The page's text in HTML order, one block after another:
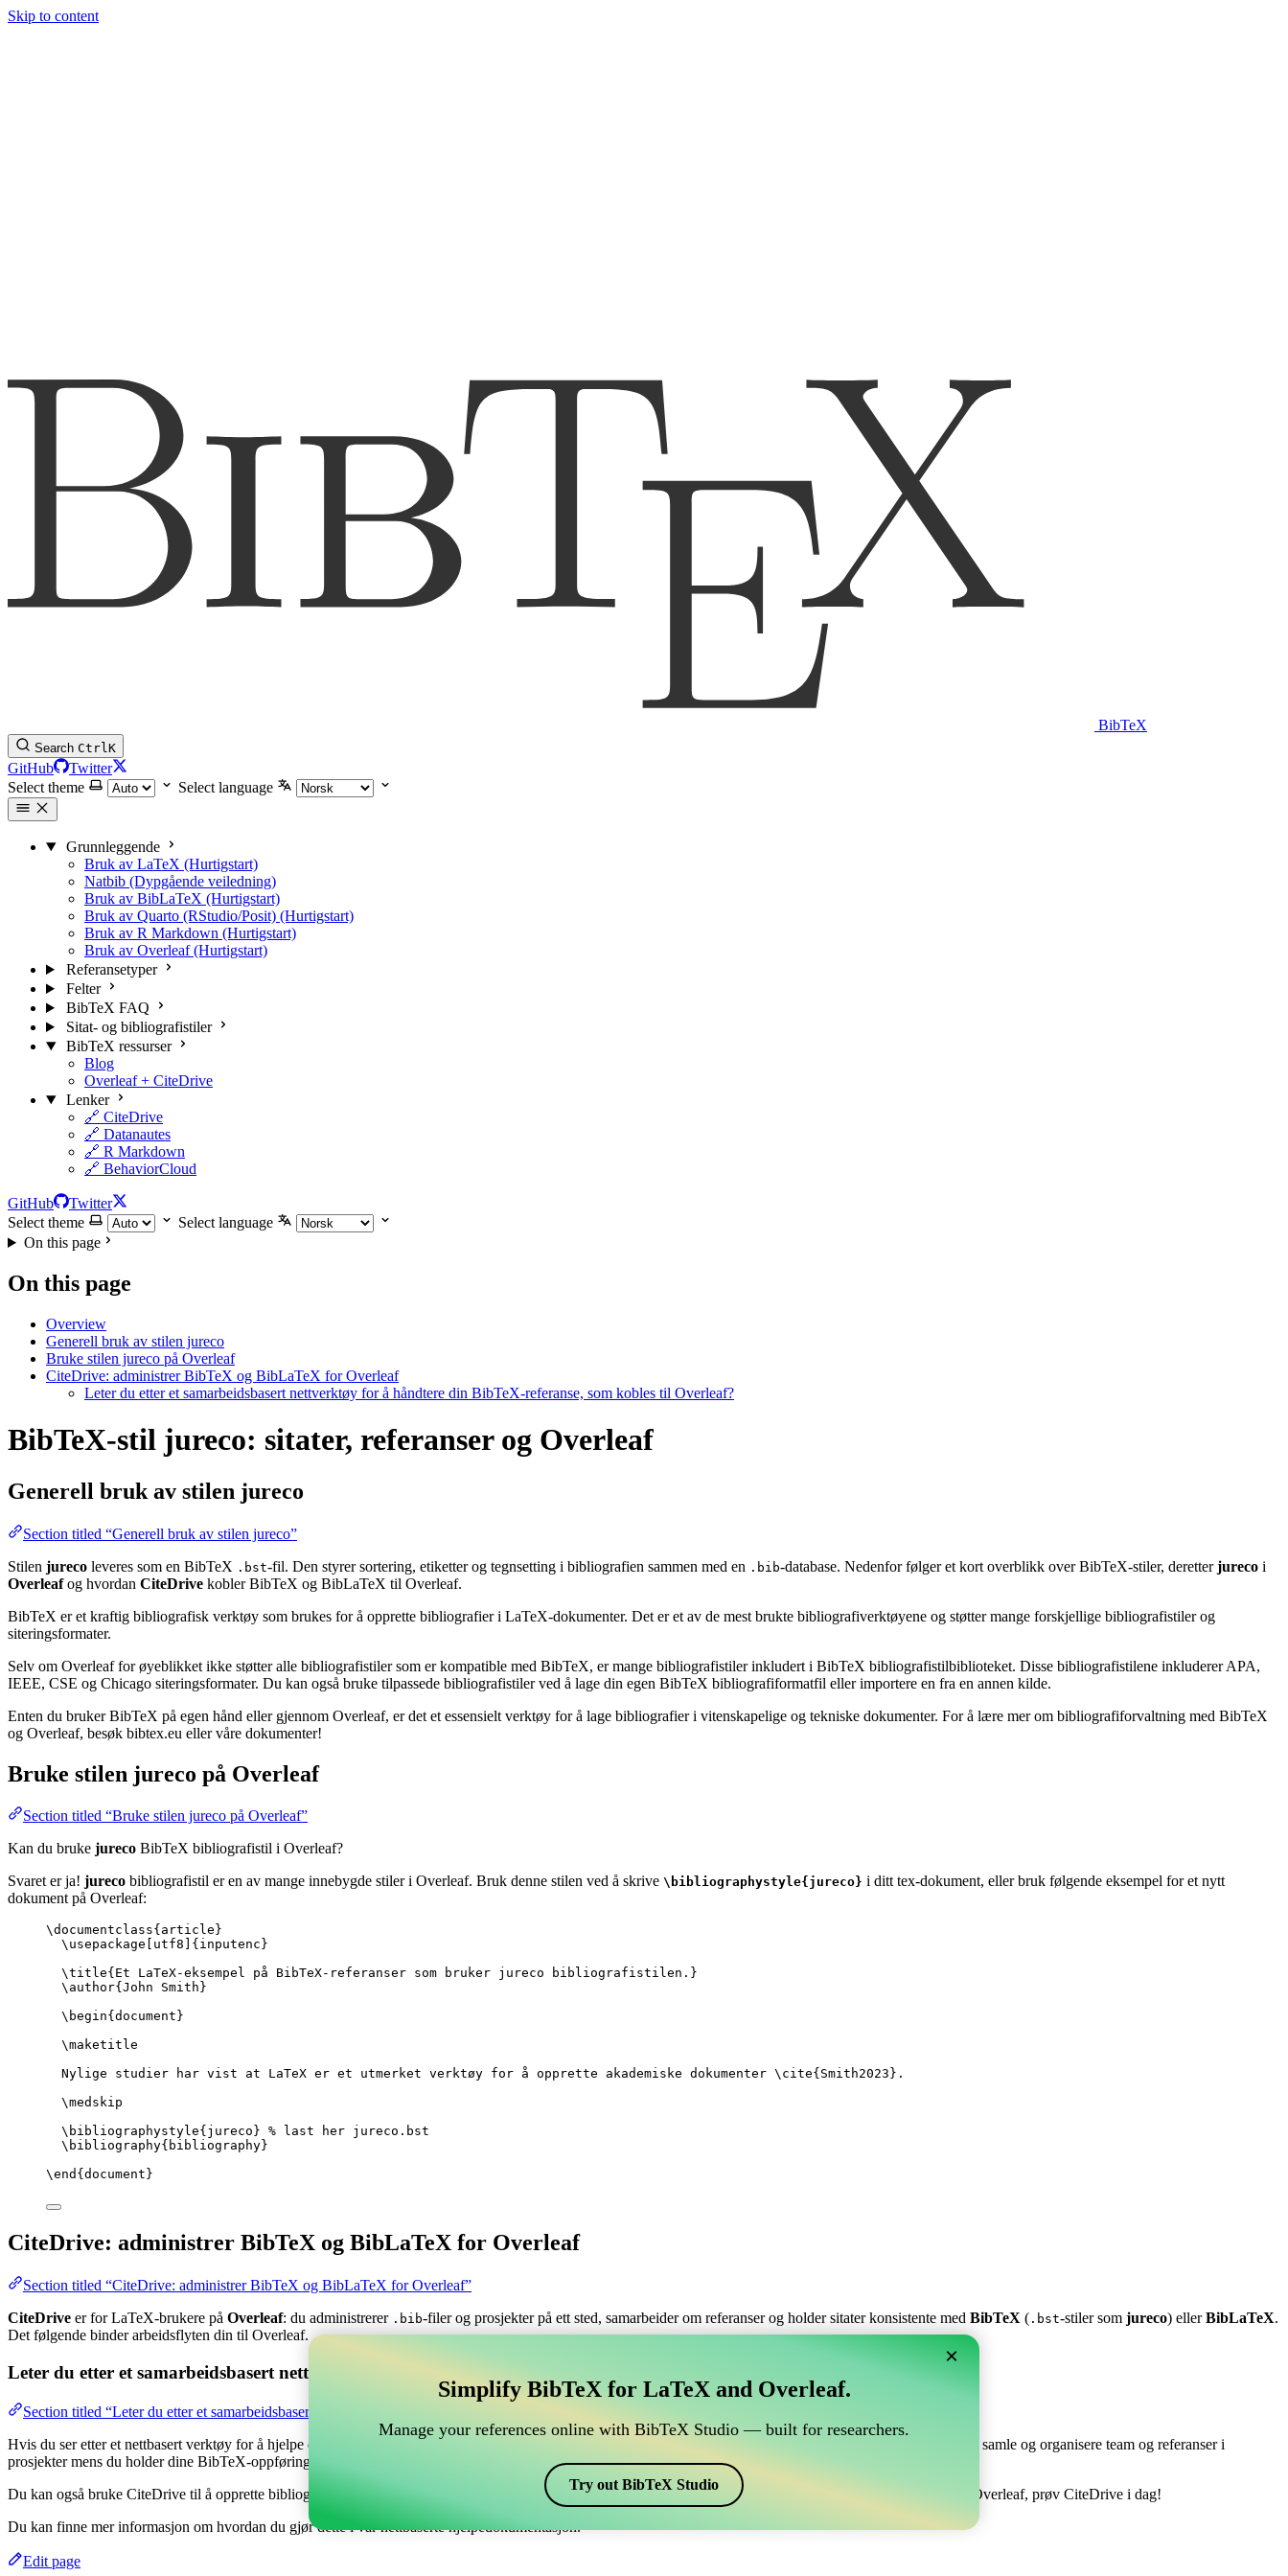
Skip to content
BibTeX
Search CtrlK
GitHub
Twitter
Select theme
Select language
Grunnleggende
Bruk av LaTeX (Hurtigstart)
Natbib (Dypgående veiledning)
Bruk av BibLaTeX (Hurtigstart)
Bruk av Quarto (RStudio/Posit) (Hurtigstart)
Bruk av R Markdown (Hurtigstart)
Bruk av Overleaf (Hurtigstart)
Referansetyper
Felter
BibTeX FAQ
Sitat- og bibliografistiler
BibTeX ressurser
Blog
Overleaf + CiteDrive
Lenker
🔗 CiteDrive
🔗 Datanautes
🔗 R Markdown
🔗 BehaviorCloud
GitHub
Twitter
Select theme
Select language
On this page
On this page
Overview
Generell bruk av stilen jureco
Bruke stilen jureco på Overleaf
CiteDrive: administrer BibTeX og BibLaTeX for Overleaf
Leter du etter et samarbeidsbasert nettverktøy for å håndtere din BibTeX-referanse, som kobles til Overleaf?
BibTeX-stil jureco: sitater, referanser og Overleaf
Generell bruk av stilen jureco
Section titled “Generell bruk av stilen jureco”
Stilen jureco leveres som en BibTeX .bst-fil. Den styrer sortering, etiketter og tegnsetting i bibliografien sammen med en .bib-database. Nedenfor følger et kort overblikk over BibTeX-stiler, deretterjureco i
Overleafog hvordan CiteDrive kobler BibTeX og BibLaTeX til Overleaf.
BibTeX er et kraftig bibliografisk verktøy som brukes for å opprette bibliografier i LaTeX-dokumenter. Det er et av de mest brukte bibliografiverktøyene og støtter mange forskjellige bibliografistiler og
siteringsformater.
Selv om Overleaf for øyeblikket ikke støtter alle bibliografistiler som er kompatible med BibTeX, er mange bibliografistiler inkludert i BibTeX bibliografistilbiblioteket. Disse bibliografistilene inkluderer APA,
IEEE, CSE og Chicago siteringsformater. Du kan også bruke tilpassede bibliografistiler ved å lage din egen BibTeX bibliografiformatfil eller importere en fra en annen kilde.
Enten du bruker BibTeX på egen hånd eller gjennom Overleaf, er det et essensielt verktøy for å lage bibliografier i vitenskapelige og tekniske dokumenter. For å lære mer om bibliografiforvaltning med BibTeX
og Overleaf, besøk bibtex.eu eller våre dokumenter!
Bruke stilen jureco på Overleaf
Section titled “Bruke stilen jureco på Overleaf”
Kan du bruke jureco BibTeX bibliografistil i Overleaf?
Svaret er ja! jureco bibliografistil er en av mange innebygde stiler i Overleaf. Bruk denne stilen ved å skrive \bibliographystyle{jureco} i ditt tex-dokument, eller bruk følgende eksempel for et nytt
dokument på Overleaf:
\documentclass{ article }
\usepackage
utf8 ]{ inputenc }
\title{Et LaTeX-eksempel på BibTeX-referanser som bruker jureco bibliografistilen.}
\author{John Smith}
\begin{ document }
\maketitle
Nylige studier har vist at LaTeX er et utmerket verktøy for å opprette akademiske dokumenter \cite{ Smith2023 }.
\medskip
\bibliographystyle{jureco} % last her jureco.bst
\bibliography{bibliography}
\end { document }
CiteDrive: administrer BibTeX og BibLaTeX for Overleaf
Section titled “CiteDrive: administrer BibTeX og BibLaTeX for Overleaf”
CiteDrive er for LaTeX-brukere på Overleaf: du administrerer .bib-filer og prosjekter på ett sted, samarbeider om referanser og holder sitater konsistente med BibTeX ( .bst-stiler som jureco) ellerBibLaTeX.
Det følgende binder arbeidsflyten din til Overleaf.
Leter du etter et samarbeidsbasert nettverktøy for å håndtere din BibTeX-referanse, som kobles til Overleaf?
Section titled “Leter du etter et samarbeidsbasert nettverktøy for å håndtere din BibTeX-referanse, som kobles til Overleaf?”
Hvis du ser etter et nettbasert verktøy for å hjelpe deg med å håndtere dine referanser, siteringer og bibliografi i Overleaf, kan CiteDrive være perfekt! Det lar deg samle og organisere team og referanser i
prosjekter mens du holder dine BibTeX-oppføringer oppdatert i ditt Overleaf-prosjekt.
Du kan også bruke CiteDrive til å opprette bibliografier og siteringer i ulike stiler, inkludert jureco. Så hvis du ser etter en enkel måte å håndtere din bibliografi i Overleaf, prøv CiteDrive i dag!
Du kan finne mer informasjon om hvordan du gjør dette i vår nettbaserte hjelpedokumentasjon.
Edit page
×
Simplify BibTeX for LaTeX and Overleaf.
Manage your references online with BibTeX Studio — built for researchers.
Try out BibTeX Studio